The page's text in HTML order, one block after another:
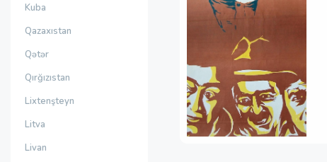
Kuba
Qazaxıstan
Qətər
Qırğızıstan
Lixtenşteyn
Litva
Livan